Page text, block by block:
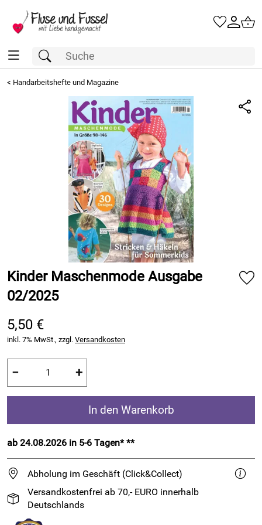
< Handarbeitshefte und Magazine
Kinder Maschenmode Ausgabe
02/2025
5,50 €
inkl. 7% MwSt., zzgl. Versandkosten
− +
In den Warenkorb
ab 24.08.2026 in 5-6 Tagen* **
Abholung im Geschäft (Click&Collect)
Versandkostenfrei ab 70,- EURO innerhalb
Deutschlands